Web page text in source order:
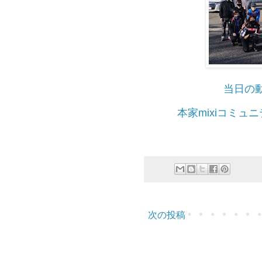
当日の
本家mixiコミュ
次の投稿